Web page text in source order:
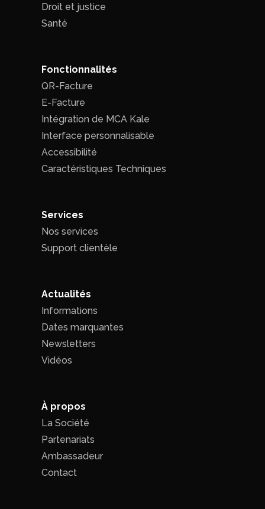
Droit et justice
Santé
Fonctionnalités
QR-Facture
E-Facture
Intégration de MCA Kale
Interface personnalisable
Accessibilité
Caractéristiques Techniques
Services
Nos services
Support clientèle
Actualités
Informations
Dates marquantes
Newsletters
Vidéos
À propos
La Société
Partenariats
Ambassadeur
Contact